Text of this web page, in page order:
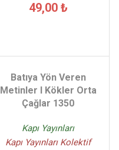
49,00 ₺
Batıya Yön Veren
Metinler I Kökler Orta
Çağlar 1350
Kapı Yayınları
Kapı Yayınları Kolektif